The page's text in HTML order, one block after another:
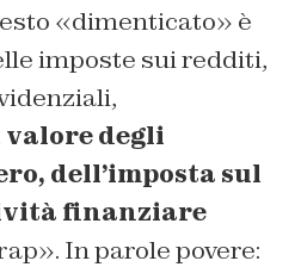
«dimenticato» è
imposte sui redditi,
valore degli
dell’imposta sul
finanziare
In parole povere: